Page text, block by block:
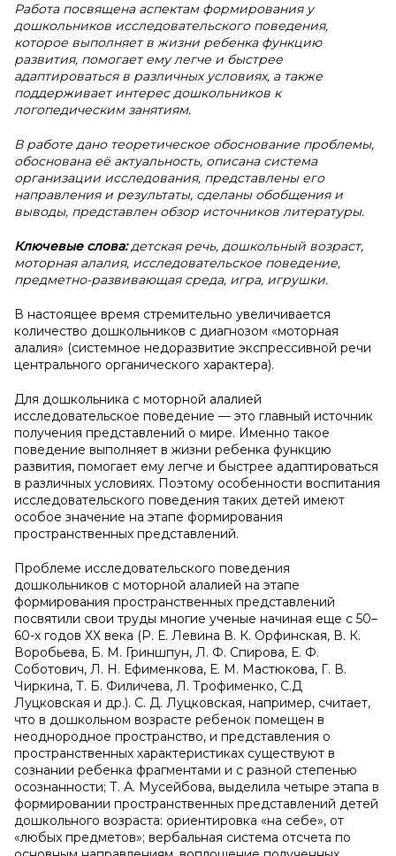
Работа посвящена аспектам формирования у
дошкольников исследовательского поведения,
которое выполняет в жизни ребенка функцию
развития, помогает ему легче и быстрее
адаптироваться в различных условиях, а также
поддерживает интерес дошкольников к
логопедическим занятиям.
В работе дано теоретическое обоснование проблемы,
обоснована её актуальность, описана система
организации исследования, представлены его
направления и результаты, сделаны обобщения и
выводы, представлен обзор источников литературы.
Ключевые слова:детская речь, дошкольный возраст,
моторная алалия, исследовательское поведение,
предметно-развивающая среда, игра, игрушки.
В настоящее время стремительно увеличивается
количество дошкольников с диагнозом «моторная
алалия» (системное недоразвитие экспрессивной речи
центрального органического характера).
Для дошкольника с моторной алалией
исследовательское поведение — это главный источник
получения представлений о мире. Именно такое
поведение выполняет в жизни ребенка функцию
развития, помогает ему легче и быстрее адаптироваться
в различных условиях. Поэтому особенности воспитания
исследовательского поведения таких детей имеют
особое значение на этапе формирования
пространственных представлений.
Проблеме исследовательского поведения
дошкольников с моторной алалией на этапе
формирования пространственных представлений
посвятили свои труды многие ученые начиная еще с 50–
60-х годов ХХ века (Р. Е. Левина В. К. Орфинская, В. К.
Воробьева, Б. М. Гриншпун, Л. Ф. Спирова, Е. Ф.
Соботович, Л. Н. Ефименкова, Е. М. Мастюкова, Г. В.
Чиркина, Т. Б. Филичева, Л. Трофименко, С.Д
Луцковская и др.). С. Д. Луцковская, например, считает,
что в дошкольном возрасте ребенок помещен в
неоднородное пространство, и представления о
пространственных характеристиках существуют в
сознании ребенка фрагментами и с разной степенью
осознанности; Т. А. Мусейбова, выделила четыре этапа в
формировании пространственных представлений детей
дошкольного возраста: ориентировка «на себе», от
«любых предметов»; вербальная система отсчета по